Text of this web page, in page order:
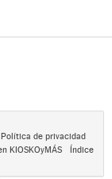
Política de privacidad
KIOSKOyMÁS
Índice